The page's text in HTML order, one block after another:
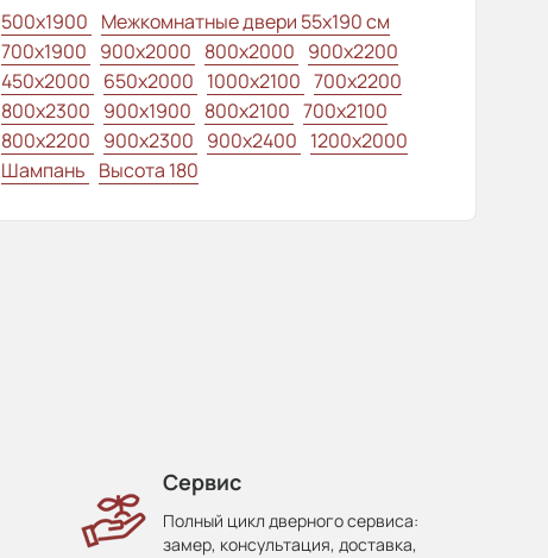
500x1900 Межкомнатные двери 55х190 см
700x1900 900x2000 800x2000 900x2200
450x2000 650x2000 1000x2100 700x2200
800x2300 900x1900 800x2100 700x2100
800x2200 900x2300 900x2400 1200x2000
Шампань Высота 180
Сервис
Полный цикл дверного сервиса:
замер, консультация, доставка,